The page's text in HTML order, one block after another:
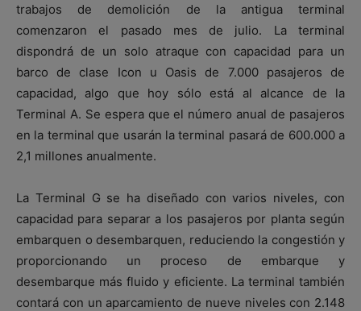
trabajos de demolición de la antigua terminal
comenzaron el pasado mes de julio. La terminal
dispondrá de un solo atraque con capacidad para un
barco de clase Icon u Oasis de 7.000 pasajeros de
capacidad, algo que hoy sólo está al alcance de la
Terminal A. Se espera que el número anual de pasajeros
en la terminal que usarán la terminal pasará de 600.000 a
2,1 millones anualmente.
La Terminal G se ha diseñado con varios niveles, con
capacidad para separar a los pasajeros por planta según
embarquen o desembarquen, reduciendo la congestión y
proporcionando un proceso de embarque y
desembarque más fluido y eficiente. La terminal también
contará con un aparcamiento de nueve niveles con 2.148